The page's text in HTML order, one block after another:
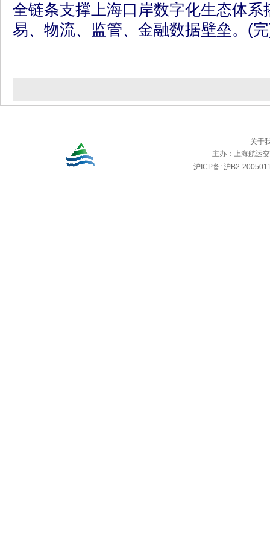
全链条支撑上海口岸数字化生态体系
易、物流、监管、金融数据壁垒。(
关于
主办： 上海航运
沪ICP备: 沪B2-